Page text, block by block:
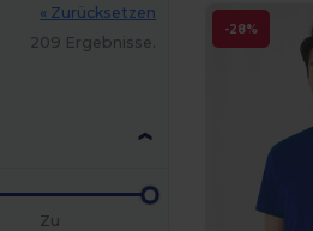
« Zurücksetzen
209 Ergebnisse.
Zu
-28%